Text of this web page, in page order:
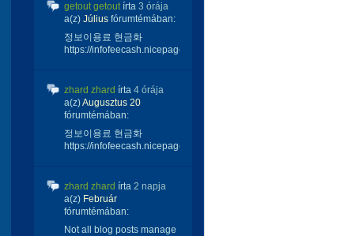
getout getoutírta 3 órája
a(z) Július fórumtémában:
정보이용료 현금화
https://infofeecash.nicepage...
zhard zhard írta 4 órája
a(z)Augusztus 20
fórumtémában:
정보이용료 현금화
https://infofeecash.nicepage...
zhard zhard írta 2 napja
a(z) Február
fórumtémában:
Not all blog posts manage